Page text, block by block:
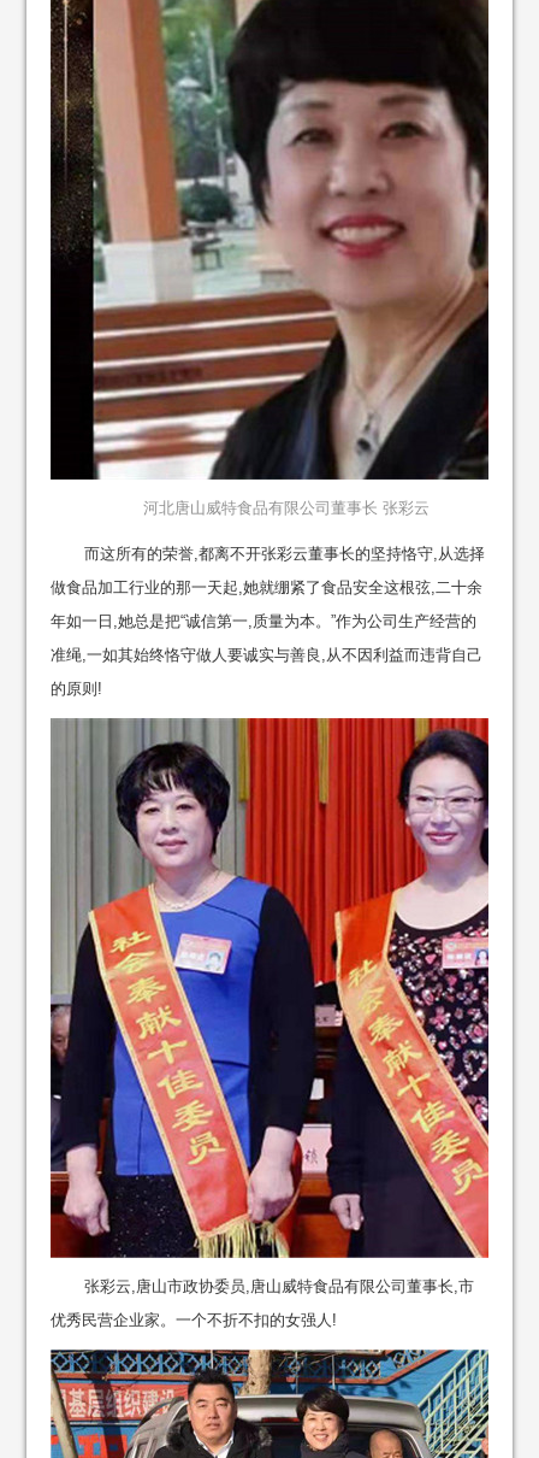
河北唐山威特食品有限公司董事长 张彩云
而这所有的荣誉,都离不开张彩云董事长的坚持恪守,从选择
做食品加工行业的那一天起,她就绷紧了食品安全这根弦,二十余
年如一日,她总是把“诚信第一,质量为本。”作为公司生产经营的
准绳,一如其始终恪守做人要诚实与善良,从不因利益而违背自己
的原则!
张彩云,唐山市政协委员,唐山威特食品有限公司董事长,市
优秀民营企业家。一个不折不扣的女强人!